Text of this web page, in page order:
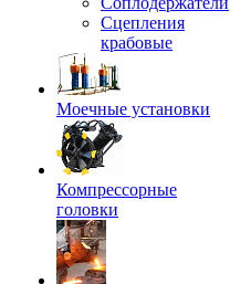
Сцепления
крабовые
Моечные установки
Компрессорные
головки